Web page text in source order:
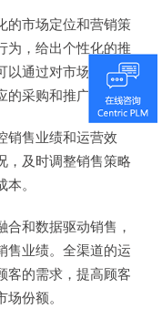
的市场定位和营销策
为，给出个性化的推
以通过对市场趋势的
的采购和推广计划。
销售业绩和运营效
，及时调整销售策略
。
和数据驱动销售，
售业绩。全渠道的运
客的需求，提高顾客
份额。